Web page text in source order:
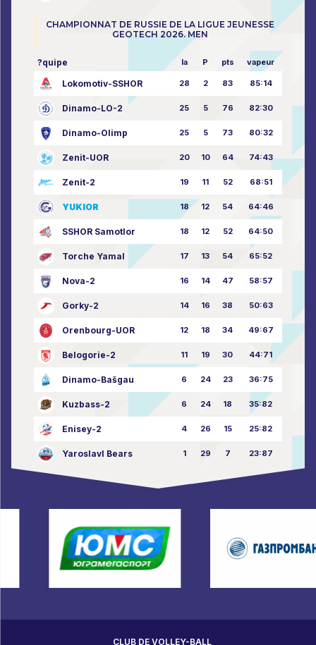
CHAMPIONNAT DE RUSSIE DE LA LIGUE JEUNESSE
GEOTECH 2026. MEN
?quipe la P pts vapeur
Lokomotiv-SSHOR 28 2 83 85:14
Dinamo-LO-2 25 5 76 82:30
Dinamo-Olimp 25 5 73 80:32
Zenit-UOR 20 10 64 74:43
Zenit-2 19 11 52 68:51
YUKIOR 18 12 54 64:46
SSHOR Samotlor 18 12 52 64:50
Torche Yamal 17 13 54 65:52
Nova-2 16 14 47 58:57
Gorky-2 14 16 38 50:63
Orenbourg-UOR 12 18 34 49:67
Belogorie-2 11 19 30 44:71
Dinamo-Bašgau 6 24 23 36:75
Kuzbass-2 6 24 18 35:82
Enisey-2 4 26 15 25:82
Yaroslavl Bears 1 29 7 23:87
CLUB DE VOLLEY-BALL